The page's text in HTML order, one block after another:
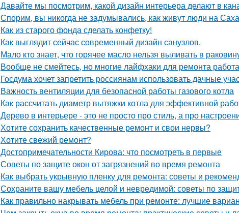
Давайте мы посмотрим, какой дизайн интерьера делают в
Спорим, вы никогда не задумывались, как живут люди на
Как из старого фонда сделать конфетку!
Как выглядит сейчас современный дизайн санузлов.
Мало кто знает, что горячее масло нельзя выливать в
Вообще не смейтесь, но многие лайфхаки для ремонта
Госдума хочет запретить россиянам использовать дачные
Важность вентиляции для безопасной работы газового котла
Как рассчитать диаметр вытяжки котла для эффективной
Дерево в интерьере - это не просто про стиль, а про
Хотите сохранить качественные ремонт и свои нервы?
Хотите свежий ремонт?
Достопримечательности Кирова: что посмотреть в первые
Советы по защите окон от загрязнений во время ремонта
Как выбрать укрывную пленку для ремонта: советы и
Сохраните вашу мебель целой и невредимой: советы по
Как правильно накрывать мебель при ремонте: лучшие